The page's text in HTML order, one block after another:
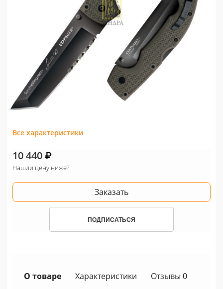
Все характеристики
10 440
Нашли цену ниже?
Заказать
ПОДПИСАТЬСЯ
О товаре Характеристики
Отзывы 0